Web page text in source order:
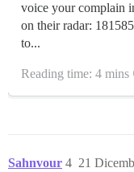
voice your complain
on their radar:
to...
Reading time: 4 mins
Sahnvour 21
4